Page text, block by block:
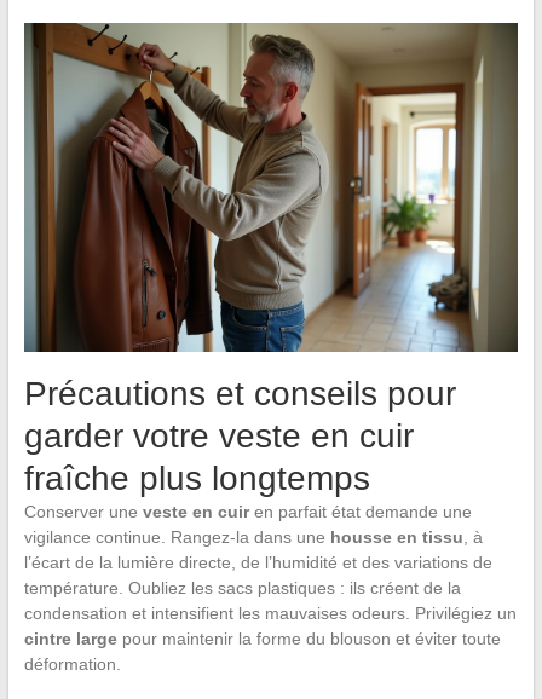
Précautions et conseils pour
garder votre veste en cuir
fraîche plus longtemps
Conserver une veste en cuiren parfait état demande une
vigilance continue. Rangez-la dans une housse en tissu , à
l’écart de la lumière directe, de l’humidité et des variations de
température. Oubliez les sacs plastiques : ils créent de la
condensation et intensifient les mauvaises odeurs. Privilégiez un
cintre largepour maintenir la forme du blouson et éviter toute
déformation.